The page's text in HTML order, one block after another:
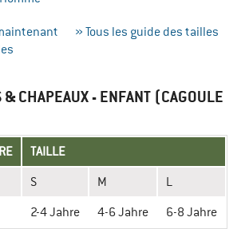
» Tous les guide des tailles
& CHAPEAUX - ENFANT (CAGOULE
TAILLE
S M L
2-4 Jahre 4-6 Jahre 6-8 Jahre